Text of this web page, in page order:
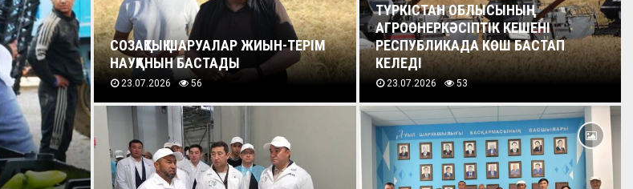
СОЗАҚТЫҚ ШАРУАЛАР ЖИЫН-ТЕРІМ
НАУҚАНЫН БАСТАДЫ
23.07.2026 56
ТҮРКІСТАН ОБЛЫСЫНЫҢ
АГРОӨНЕРКӘСІПТІК КЕШЕНІ
РЕСПУБЛИКАДА КӨШ БАСТАП
КЕЛЕДІ
23.07.2026 53